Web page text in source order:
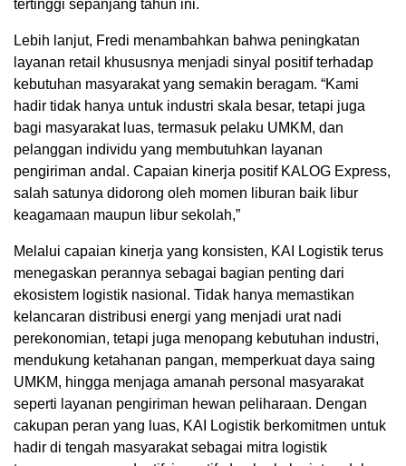
tertinggi sepanjang tahun ini.
Lebih lanjut, Fredi menambahkan bahwa peningkatan
layanan retail khususnya menjadi sinyal positif terhadap
kebutuhan masyarakat yang semakin beragam. “Kami
hadir tidak hanya untuk industri skala besar, tetapi juga
bagi masyarakat luas, termasuk pelaku UMKM, dan
pelanggan individu yang membutuhkan layanan
pengiriman andal. Capaian kinerja positif KALOG Express,
salah satunya didorong oleh momen liburan baik libur
keagamaan maupun libur sekolah,”
Melalui capaian kinerja yang konsisten, KAI Logistik terus
menegaskan perannya sebagai bagian penting dari
ekosistem logistik nasional. Tidak hanya memastikan
kelancaran distribusi energi yang menjadi urat nadi
perekonomian, tetapi juga menopang kebutuhan industri,
mendukung ketahanan pangan, memperkuat daya saing
UMKM, hingga menjaga amanah personal masyarakat
seperti layanan pengiriman hewan peliharaan. Dengan
cakupan peran yang luas, KAI Logistik berkomitmen untuk
hadir di tengah masyarakat sebagai mitra logistik